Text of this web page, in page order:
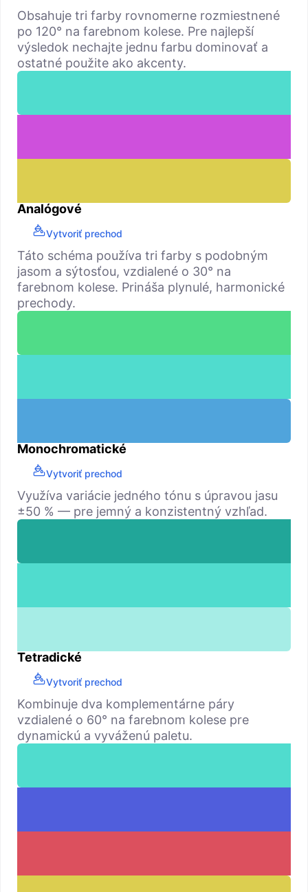
Obsahuje tri farby rovnomerne rozmiestnené
po 120° na farebnom kolese. Pre najlepší
výsledok nechajte jednu farbu dominovať a
ostatné použite ako akcenty.
Analógové
Vytvoriť prechod
Táto schéma používa tri farby s podobným
jasom a sýtosťou, vzdialené o 30° na
farebnom kolese. Prináša plynulé, harmonické
prechody.
Monochromatické
Vytvoriť prechod
Využíva variácie jedného tónu s úpravou jasu
±50 % — pre jemný a konzistentný vzhľad.
Tetradické
Vytvoriť prechod
Kombinuje dva komplementárne páry
vzdialené o 60° na farebnom kolese pre
dynamickú a vyváženú paletu.